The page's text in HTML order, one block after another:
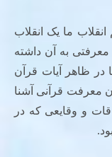
ما یک انقلاب
معرفتی به آن داشته
در ظاهر آیات قرآن
معرفت قرآنی آشنا
و وقایعی که در